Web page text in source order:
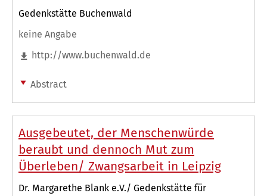
Gedenkstätte Buchenwald
keine Angabe
http://www.buchenwald.de
Abstract
Ausgebeutet, der Menschenwürde
beraubt und dennoch Mut zum
Überleben/ Zwangsarbeit in Leipzig
Dr. Margarethe Blank e.V./ Gedenkstätte für